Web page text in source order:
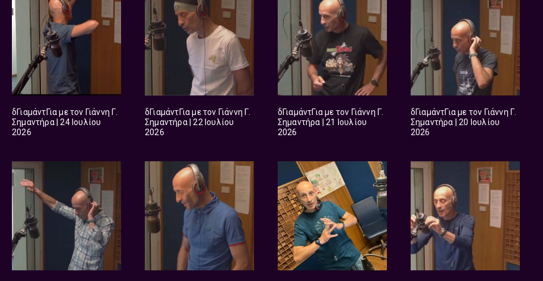
δΓιαμάντΓια με τον Γιάννη Γ.
Σημαντήρα | 24 Ιουλίου
2026
δΓιαμάντΓια με τον Γιάννη Γ.
Σημαντήρα | 22 Ιουλίου
2026
δΓιαμάντΓια με τον Γιάννη Γ.
Σημαντήρα | 21 Ιουλίου
2026
δΓιαμάντΓια με τον Γιάννη Γ.
Σημαντήρα | 20 Ιουλίου
2026